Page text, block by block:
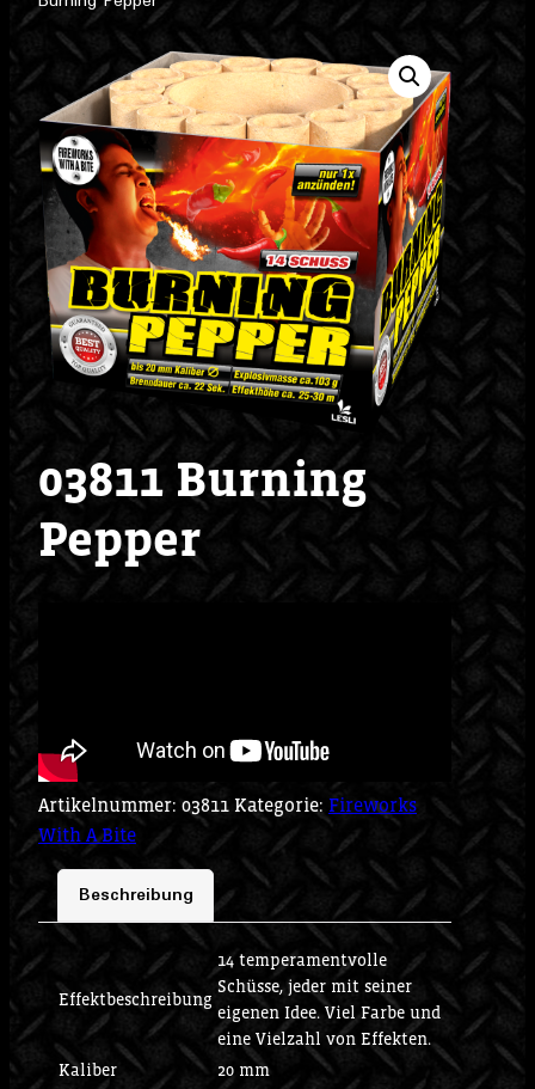
03811 Burning
Pepper
Artikelnummer: 03811 Kategorie: Fireworks
With A Bite
Beschreibung
Effektbeschreibung
14 temperamentvolle
Schüsse, jeder mit seiner
eigenen Idee. Viel Farbe und
eine Vielzahl von Effekten.
Kaliber
20 mm